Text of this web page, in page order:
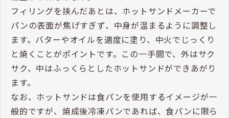
フィリングを挟んだあとは、ホットサンドメーカーで
パンの表面が焦げすぎず、中身が温まるように調整し
ます。バターやオイルを適度に塗り、中火でじっくり
と焼くことがポイントです。この一手間で、外はサク
サク、中はふっくらとしたホットサンドができあがり
ます。
なお、ホットサンドは食パンを使用するイメージが一
般的ですが、焼成後冷凍パンであれば、食パンに限ら